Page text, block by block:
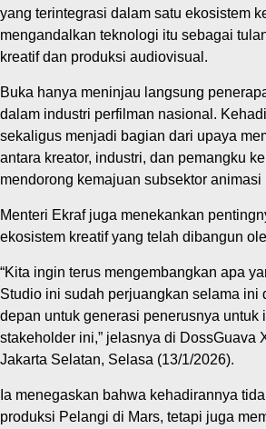
yang terintegrasi dalam satu ekosistem
mengandalkan teknologi itu sebagai
kreatif dan produksi audiovisual.
Buka hanya meninjau langsung
dalam industri perfilman nasional.
sekaligus menjadi bagian dari upaya
antara kreator, industri, dan pemangku
mendorong kemajuan subsektor animasi
Menteri Ekraf juga menekankan
ekosistem kreatif yang telah dibangun
“Kita ingin terus mengembangkan apa
Studio ini sudah perjuangkan selama ini
depan untuk generasi penerusnya untuk
stakeholder ini,” jelasnya di DossGuava
Jakarta Selatan, Selasa (13/1/2026).
Ia menegaskan bahwa kehadirannya
produksi Pelangi di Mars, tetapi juga